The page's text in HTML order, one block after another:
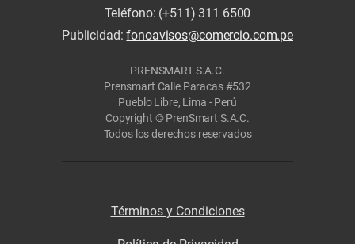
Teléfono: (+511) 311 6500
Publicidad:fonoavisos@comercio.com.pe
PRENSMART S.A.C.
Prensmart Calle Paracas #532
Pueblo Libre, Lima - Perú
Copyright © PrenSmart S.A.C.
Todos los derechos reservados
Términos y Condiciones